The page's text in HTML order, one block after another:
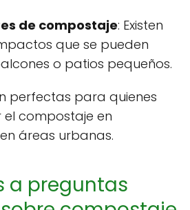
de compostaje: Existen
que se pueden
o patios pequeños.
perfectas para quienes
compostaje en
áreas urbanas.
a preguntas